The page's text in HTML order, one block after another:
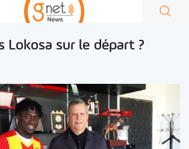
Lokosa sur le départ ?